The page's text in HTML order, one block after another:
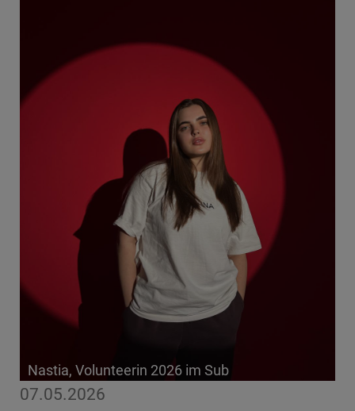
07.05.2026
Nastia, Volunteerin 2026 im Sub